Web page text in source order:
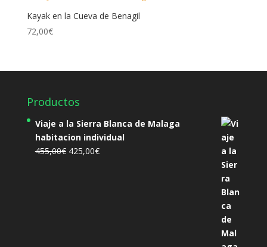
Kayak en la Cueva de Benagil
72,00€
Productos
Viaje a la Sierra Blanca de Malaga
habitacion individual
455,00€ El
425,00€El